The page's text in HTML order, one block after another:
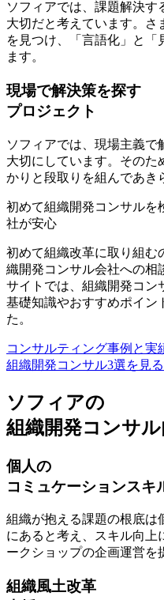
ソフィアでは、 課題解決す
大切だと考えています。さ
を見つけ、「言語化」と「
ます。
現場で解決策を探す
プロジェクト
ソフィアでは、 現場主義で
大切にしています。そのた
かりと段取りを組んであき
初めて組織開発コンサルを
社が安心
初めて組織改革に取り組む
織開発コンサル会社への相
サイトでは、組織開発コン
基礎知識やおすすめポイン
た。
コンサルティング事例と実
組織開発コンサル3選を見る
ソフィアの
組織開発コンサ
個人の
コミュケーションスキ
組織が抱える課題の根底は
にあると考え、
スキル向上
ークショップの企画運営を
組織風土改革